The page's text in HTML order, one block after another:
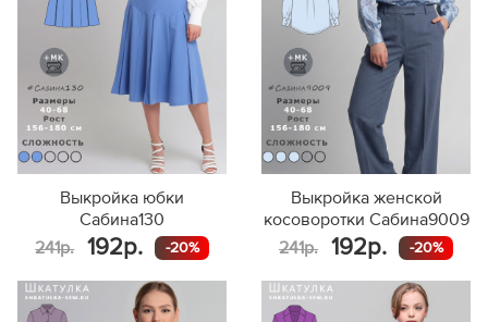
Выкройка юбки
Сабина130
241р.
192р. -20%
Выкройка женской
косоворотки Сабина9009
241р.
192р. -20%